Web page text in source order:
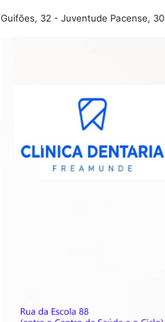
Guifões, 32 - Juventude Pacense, 30